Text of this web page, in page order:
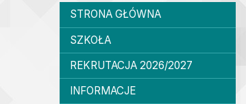
Menu główne
STRONA GŁÓWNA
SZKOŁA
REKRUTACJA 2026/2027
INFORMACJE